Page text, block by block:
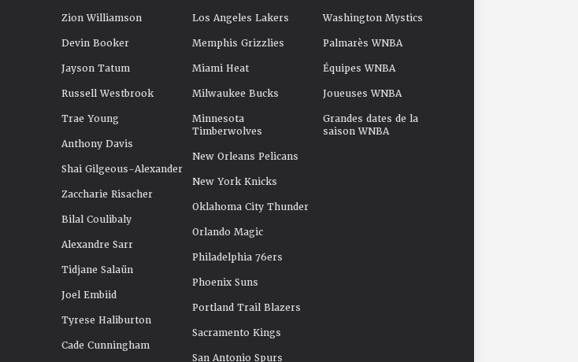
Zion Williamson
Devin Booker
Jayson Tatum
Russell Westbrook
Trae Young
Anthony Davis
Shai Gilgeous-Alexander
Zaccharie Risacher
Bilal Coulibaly
Alexandre Sarr
Tidjane Salaün
Joel Embiid
Tyrese Haliburton
Cade Cunningham
Los Angeles Lakers
Memphis Grizzlies
Miami Heat
Milwaukee Bucks
Minnesota
Timberwolves
New Orleans Pelicans
New York Knicks
Oklahoma City Thunder
Orlando Magic
Philadelphia 76ers
Phoenix Suns
Portland Trail Blazers
Sacramento Kings
San Antonio Spurs
Washington Mystics
Palmarès WNBA
Équipes WNBA
Joueuses WNBA
Grandes dates de la
saison WNBA